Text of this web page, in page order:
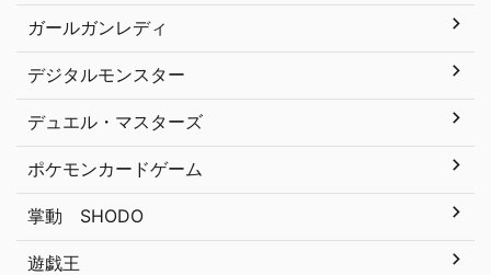
ガールガンレディ
デジタルモンスター
デュエル・マスターズ
ポケモンカードゲーム
掌動 SHODO
遊戯王